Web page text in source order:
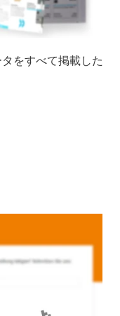
をすべて掲載した